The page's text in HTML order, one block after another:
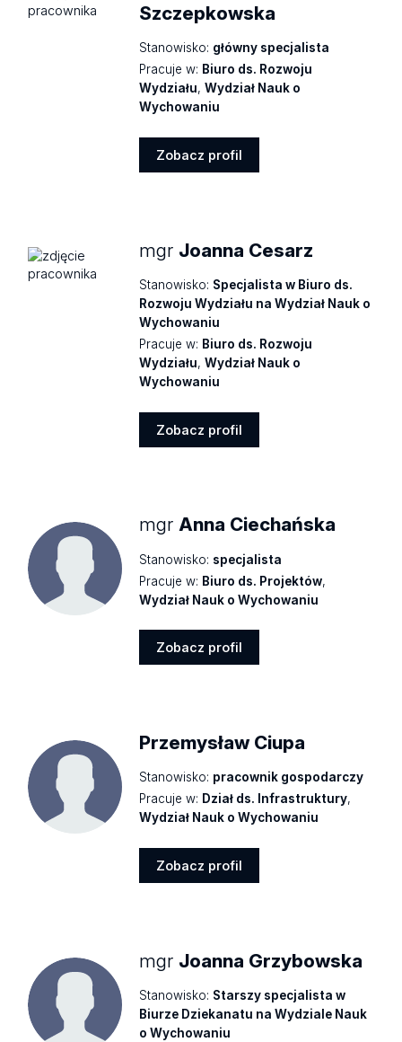
Szczepkowska
Stanowisko: główny specjalista
Pracuje w: Biuro ds. Rozwoju
Wydziału,Wydział Nauk o
Wychowaniu
Zobacz profil
mgr Joanna Cesarz
Stanowisko: Specjalista w Biuro ds.
Rozwoju Wydziału na Wydział Nauk o
Wychowaniu
Pracuje w: Biuro ds. Rozwoju
Wydziału,Wydział Nauk o
Wychowaniu
Zobacz profil
mgrAnna Ciechańska
Stanowisko: specjalista
Pracuje w: Biuro ds. Projektów,
Wydział Nauk o Wychowaniu
Zobacz profil
Przemysław Ciupa
Stanowisko: pracownik gospodarczy
Pracuje w: Dział ds. Infrastruktury,
Wydział Nauk o Wychowaniu
Zobacz profil
mgr Joanna Grzybowska
Stanowisko: Starszy specjalista w
Biurze Dziekanatu na Wydziale Nauk
o Wychowaniu